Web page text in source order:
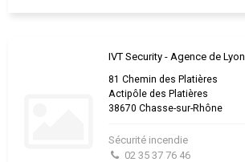
IVT Security - Agence de Lyon
81 Chemin des Platières
Actipôle des Platières
38670 Chasse-sur-Rhône
Sécurité incendie
02 35 37 76 46